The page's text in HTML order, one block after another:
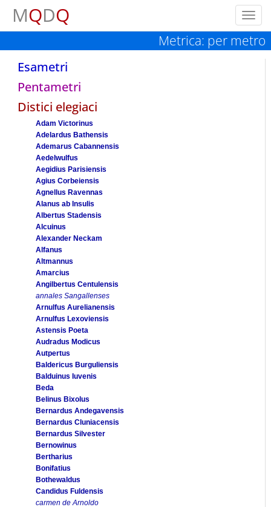
MQDQ
Metrica: per metro
Esametri
Pentametri
Distici elegiaci
Adam Victorinus
Adelardus Bathensis
Ademarus Cabannensis
Aedelwulfus
Aegidius Parisiensis
Agius Corbeiensis
Agnellus Ravennas
Alanus ab Insulis
Albertus Stadensis
Alcuinus
Alexander Neckam
Alfanus
Altmannus
Amarcius
Angilbertus Centulensis
annales Sangallenses
Arnulfus Aurelianensis
Arnulfus Lexoviensis
Astensis Poeta
Audradus Modicus
Autpertus
Baldericus Burguliensis
Balduinus Iuvenis
Beda
Belinus Bixolus
Bernardus Andegavensis
Bernardus Cluniacensis
Bernardus Silvester
Bernowinus
Bertharius
Bonifatius
Bothewaldus
Candidus Fuldensis
carmen de Arnoldo